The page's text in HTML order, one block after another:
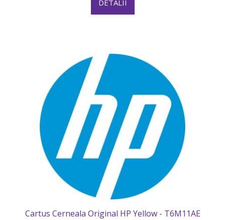
DETALII
Cartus Cerneala Original HP Yellow - T6M11AE